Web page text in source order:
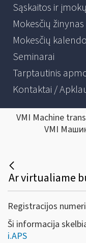
Sąskaitos ir
Mokesčių žinynas
Mokesčių
Seminarai
Tarptautinis
Kontaktai /
VMI Machine
VMI
Registracijos
Ši informacija
i.APS